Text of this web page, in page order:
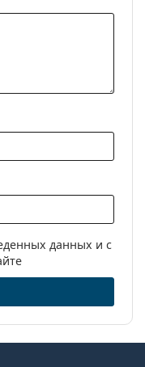
51
данных и с